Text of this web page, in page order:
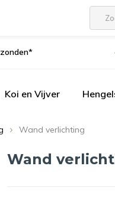
Koi en Vijver
Wand verlichting
Wand